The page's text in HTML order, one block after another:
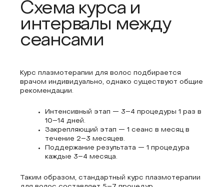
Схема курса и
интервалы между
сеансами
Курс плазмотерапии для волос подбирается
врачом индивидуально, однако существуют общие
рекомендации.
Интенсивный этап — 3–4 процедуры 1 раз в
10–14 дней.
Закрепляющий этап — 1 сeанс в месяц в
течение 2–3 месяцев.
Поддержание результата — 1 процедура
каждые 3–4 месяца.
Таким образом, стандартный курс плазмотерапии